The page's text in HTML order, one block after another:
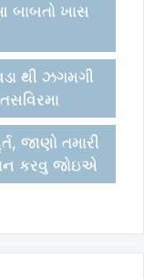
બાબતો ખાસ
થી ઝગમગી
જાણો તમારી
કરવુ જોઇએ